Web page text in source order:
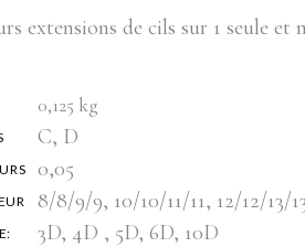
extensions de cils sur 1 seule
0,125 kg
C, D
0,05
8/8/9/9, 10/10/11/11, 12/12/13/
3D, 4D , 5D, 6D, 10D